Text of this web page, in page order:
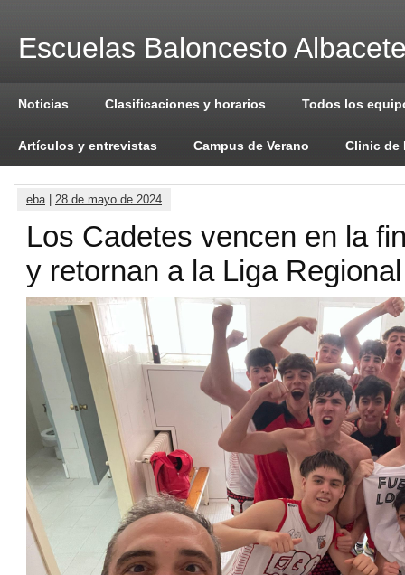
Escuelas Baloncesto
Noticias Clasificaciones y horarios Todos los
Artículos y entrevistas Campus de Verano Clinic de
eba| 28 de mayo de 2024
Los Cadetes vencen en la
y retornan a la Liga Regional